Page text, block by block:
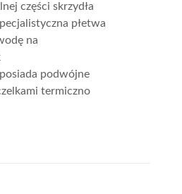
części skrzydła
płetwa
na
posiada podwójne
termiczno